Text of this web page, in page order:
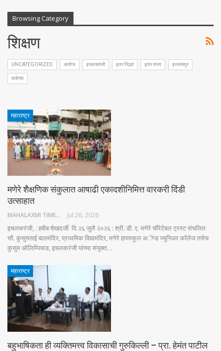
Browsing Category
शिक्षण
UNCATEGORIZED आरोग्य इचलकरंजी इतर जिल्हा इतर राज्य इस्लामपूर
कडेगांव
महाराष्ट्र
मणेरे शैक्षणिक संकुलात आषाढी एकादशीनिमित्त वारकरी दिंडी
उत्साहात
MAHALAXMI TIMES Jul 26, 2026
इचलकरंजी, : हबीब शेखदर्जी दि.२६ जुलै २०२६ : श्री. डी. ए. मणेरे चॅरिटेबल ट्रस्ट संचलित
सौ. कुसुमताई बालमंदिर, प्राथमिक विद्यामंदिर, मणेरे हायस्कूल अॅण्ड ज्युनिअर कॉलेज तसेच
कुसुम ऑलिम्पियाड, इचलकरंजी यांच्या संयुक्त…
महाराष्ट्र
बहुभाषिकता ही व्यक्तिमत्त्व विकासाची गुरुकिल्ली – प्रा. हेमंत पाटील